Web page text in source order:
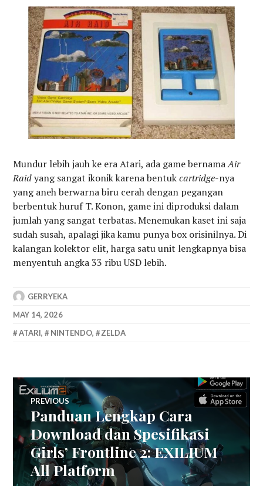
Mundur lebih jauh ke era Atari, ada game bernamaAir
Raidyang sangat ikonik karena bentukcartridge-nya
yang aneh berwarna biru cerah dengan pegangan
berbentuk huruf T. Konon, game ini diproduksi dalam
jumlah yang sangat terbatas. Menemukan kaset ini saja
sudah susah, apalagi jika kamu punya box orisinilnya. Di
kalangan kolektor elit, harga satu unit lengkapnya bisa
menyentuh angka 33 ribu USD lebih.
GERRYEKA
MAY 14, 2026
ATARI, NINTENDO, ZELDA
Post
navigation
PREVIOUS
Previous
post:
Panduan Lengkap Cara
Download dan Spesifikasi
Girls’ Frontline 2: EXILIUM
All Platform